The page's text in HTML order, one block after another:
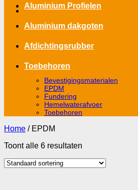
Aluminium Profielen
Aluminium dakgoten
Afdichtingsrubber
Toebehoren
Bevestigingsmaterialen
EPDM
Fundering
Hemelwaterafvoer
Toebehoren
Home /EPDM
Toont alle 6 resultaten